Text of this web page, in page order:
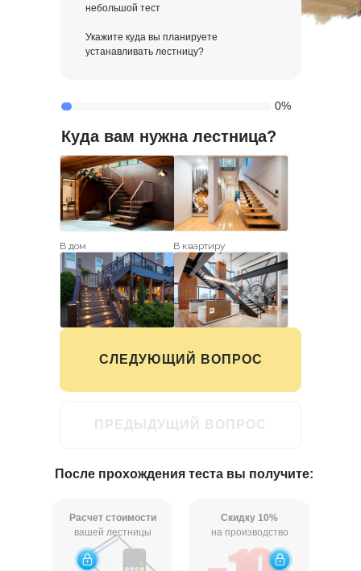
Куда вам нужна лестница?
0%
В дом В квартиру
ПРЕДЫДУЩИЙ ВОПРОС
небольшой тест
Укажите куда вы планируете
устанавливать лестницу?
После прохождения теста вы получите:
Расчет стоимости
вашей лестницы
Скидку 10%
на производство
СЛЕДУЮЩИЙ ВОПРОС